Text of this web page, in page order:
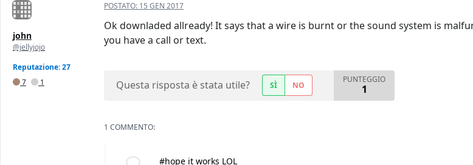
john
@jellyjojo
Reputazione: 27
7
1
POSTATO: 15 GEN 2017
Ok downladed allready! It says that a wire is burnt or the sound system is
you have a call or text.
Questa risposta è stata utile? SÌ NO
PUNTEGGIO
1
1 COMMENTO:
#hope it works LOL